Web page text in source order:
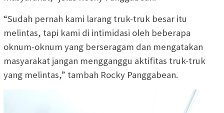
“Sudah pernah kami larang truk-truk besar itu
melintas, tapi kami di intimidasi oleh beberapa
oknum-oknum yang berseragam dan mengatakan
masyarakat jangan mengganggu aktifitas truk-truk
yang melintas,” tambah Rocky Panggabean.